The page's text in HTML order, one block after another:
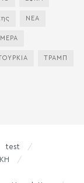
ΝΕΑ
ΤΡΑΜΠ
test